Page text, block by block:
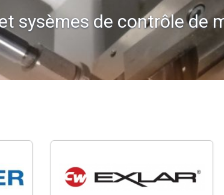
sysèmes de contrôle de